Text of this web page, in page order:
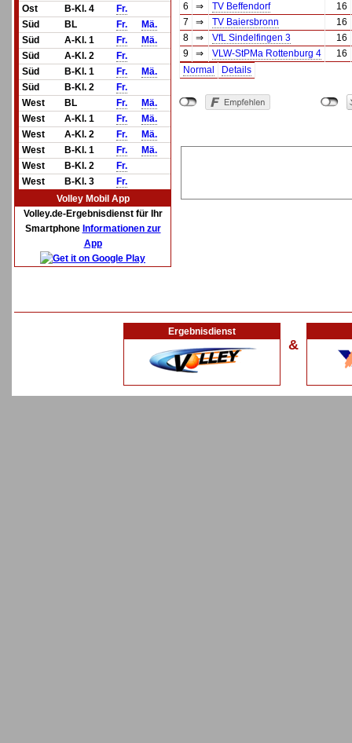
Ost
B-Kl. 4
Fr.
Süd
BL Fr.
Mä.
Süd
A-Kl. 1 Fr.
Mä.
Süd
A-Kl. 2
Fr.
Süd
B-Kl. 1 Fr.
Mä.
Süd
B-Kl. 2
Fr.
West
BL Fr.
Mä.
West
A-Kl. 1 Fr.
Mä.
West
A-Kl. 2 Fr.
Mä.
West
B-Kl. 1 Fr.
Mä.
West
B-Kl. 2
Fr.
West
B-Kl. 3
Fr.
Volley Mobil App
Volley.de-Ergebnisdienst für Ihr
Smartphone Informationen zur
App
6
⇒ TV Beffendorf
16
7
⇒ TV Baiersbronn
16
8
⇒ VfL Sindelfingen 3
16
9
⇒ VLW-StPMa Rottenburg 4
16
Normal
Details
Ergebnisdienst
&